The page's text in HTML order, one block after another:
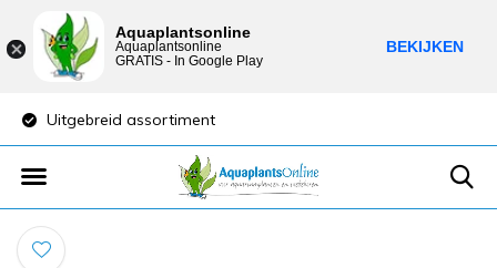
Uitgebreid assortiment
Aquaplantsonline
Aquaplantsonline
GRATIS - In Google Play
BEKIJKEN